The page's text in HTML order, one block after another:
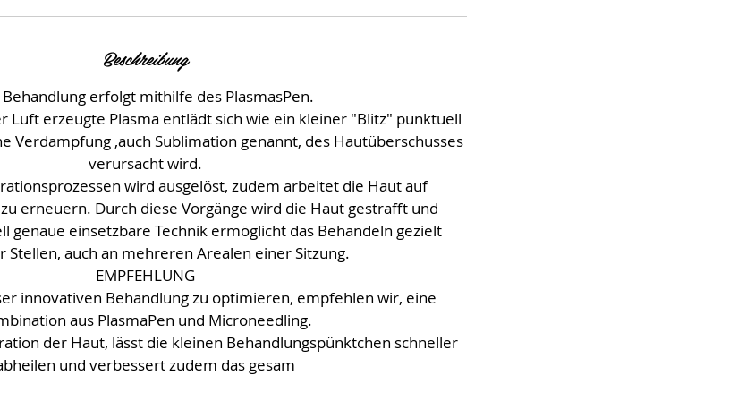
Beschreibung
Behandlung erfolgt mithilfe des PlasmasPen.
Luft erzeugte Plasma entlädt sich wie ein kleiner "Blitz" punktuell
Verdampfung ,auch Sublimation genannt, des Hautüberschusses
verursacht wird.
wird ausgelöst, zudem arbeitet die Haut auf
erneuern. Durch diese Vorgänge wird die Haut gestrafft und
genaue einsetzbare Technik ermöglicht das Behandeln gezielt
Stellen, auch an mehreren Arealen einer Sitzung.
EMPFEHLUNG
innovativen Behandlung zu optimieren, empfehlen wir, eine
aus PlasmaPen und Microneedling.
der Haut, lässt die kleinen Behandlungspünktchen schneller
und verbessert zudem das gesam